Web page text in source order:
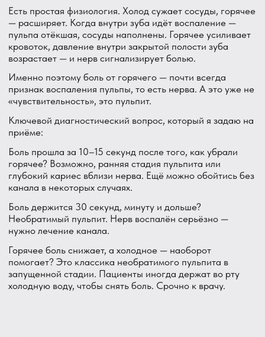
холодную воду, чтобы снять боль. Срочно к врачу.
от горячего длительная, может быть спонтанная боль
без раздражителя, ночные боли. Лечение — только
канал. Промедление приводит к тому, что воспаление
выходит за пределы корня.
Без лечения пульпит переходит в периодонтит —
воспаление уходит за верхушку корня. Это уже кисты,
абсцессы, потенциальная потеря зуба.
Глубокий кариес вблизи нерва
Кариес добрался почти до пульпы, но ещё не вызвал её
Пульпит — главная причина
Пульпит — воспаление пульпы, мягкой ткани внутри
зуба, где живут нерв и сосуды. Самая частая причина
боли от горячего. Развивается из глубокого кариеса,
травмы или иногда под старой пломбой.
Стадии пульпита:
воспалён необратимо. Боль от горячего
кратковременная. Иногда — шанс обойтись без полного
удаления нерва, закрыть специальными лечебными
прокладками. Но это решается только после осмотра и
снимка.
Причины боли от горячего —
разбираем каждую